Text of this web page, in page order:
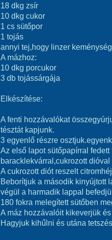
18 dkg zsír
10 dkg cukor
1 cs sütőpor
1 tojás
annyi tej,hogy linzer
A mázhoz:
10 dkg porcukor
3 db tojássárgája
Elkészítése:
A fenti hozzávalókat
tésztát kapjunk.
3 egyenlő részre
Az első lapot sütőpapírral
baracklekvárral,cukrozott
A cukrozott diót reszelt
Beborítjuk a második kinyújtott
végül a harmadik lappal
180 fokra melegített sütőben
A máz hozzávalóit kikeverjük
Hagyjuk kihűlni és utána